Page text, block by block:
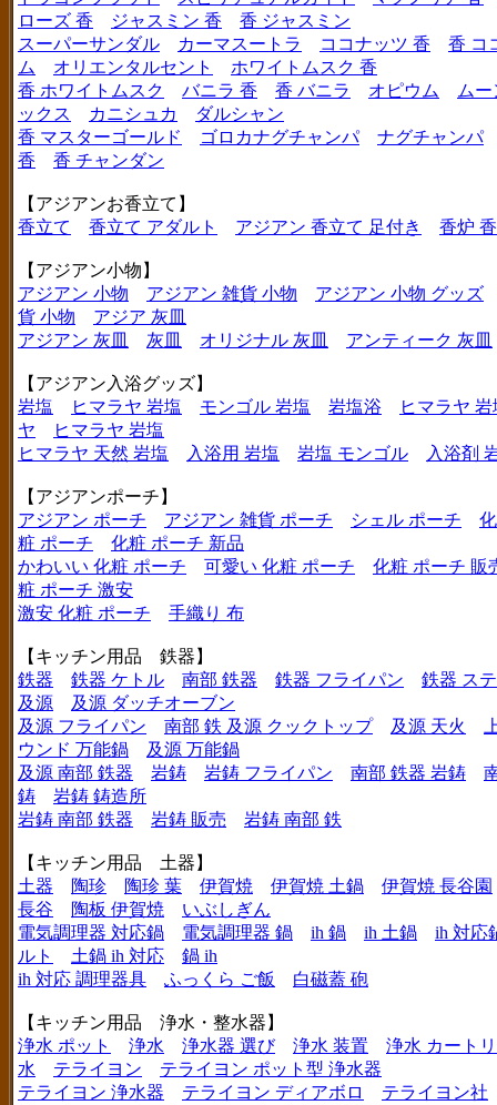
ローズ 香
ジャスミン 香
香 ジャスミン
スーパーサンダル
カーマスートラ ココナッツ 香
香 コ
ム
オリエンタルセント
ホワイトムスク 香
香 ホワイトムスク
バニラ 香 香 バニラ オピウム
ムー
ックス
カニシュカ
ダルシャン
香 マスターゴールド
ゴロカナグチャンパ
ナグチャンパ
香
香 チャンダン
【アジアンお香立て】
香立て
香立て アダルト アジアン 香立て 足付き 香炉
【アジアン小物】
アジアン 小物
アジアン 雑貨 小物
アジアン 小物 グッズ
貨 小物
アジア 灰皿
アジアン 灰皿
灰皿 オリジナル 灰皿 アンティーク 灰皿
【アジアン入浴グッズ】
岩塩
ヒマラヤ 岩塩 モンゴル 岩塩 岩塩浴
ヒマラヤ
ヤ
ヒマラヤ 岩塩
ヒマラヤ 天然 岩塩
入浴用 岩塩 岩塩 モンゴル 入浴剤
【アジアンポーチ】
アジアン ポーチ
アジアン 雑貨 ポーチ シェル ポーチ
粧 ポーチ
化粧 ポーチ 新品
かわいい 化粧 ポーチ
可愛い 化粧 ポーチ
化粧 ポーチ 販
粧 ポーチ 激安
激安 化粧 ポーチ
手織り 布
【キッチン用品 鉄器】
鉄器
鉄器 ケトル 南部 鉄器 鉄器 フライパン
鉄器 ス
及源
及源 ダッチオーブン
及源 フライパン
南部 鉄 及源 クックトップ 及源 天火
ウンド 万能鍋
及源 万能鍋
及源 南部 鉄器
岩鋳 岩鋳 フライパン 南部 鉄器 岩鋳
鋳
岩鋳 鋳造所
岩鋳 南部 鉄器
岩鋳 販売 岩鋳 南部 鉄
【キッチン用品 土器】
土器
陶珍 陶珍 葉 伊賀焼 伊賀焼 土鍋
伊賀焼 長谷園
長谷
陶板 伊賀焼
いぶしぎん
電気調理器 対応鍋
電気調理器 鍋 ih 鍋 ih 土鍋
ih 対応
ルト
土鍋 ih 対応
鍋 ih
ih 対応 調理器具
ふっくら ご飯 白磁蓋 砲
【キッチン用品 浄水・整水器】
浄水 ポット
浄水 浄水器 選び 浄水 装置
浄水 カート
水
テライヨン
テライヨン ポット型 浄水器
テライヨン 浄水器
テライヨン ディアボロ
テライヨン社